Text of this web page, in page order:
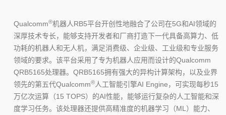
Qualcomm®机器人RB5平台开创性地融合了公司在5G和AI领域的
深厚技术专长，能够支持开发者和厂商打造下一代具备高算力、低
功耗的机器人和无人机，满足消费级、企业级、工业级和专业服务
领域的要求。该平台采用了专为机器人应用而设计的Qualcomm
QRB5165处理器。QRB5165拥有强大的异构计算架构，以及业界
领先的第五代Qualcomm® 人工智能引擎AI Engine，可实现每秒15
万亿次运算（15 TOPS）的AI性能，能够运行复杂的人工智能和深
度学习任务。该处理器还提供高精准度的机器学习（ML）能力、